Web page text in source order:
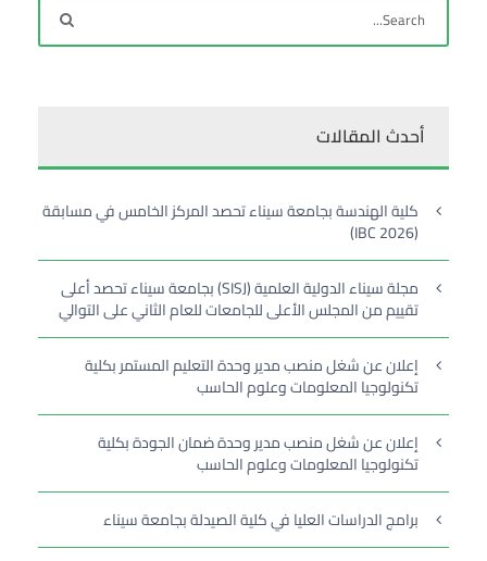
أحدث المقالات
كلية الهندسة بجامعة سيناء تحصد المركز الخامس في مسابقة
(IBC 2026)
مجلة سيناء الدولية العلمية (SISJ) بجامعة سيناء تحصد أعلى
تقييم من المجلس الأعلى للجامعات للعام الثاني على التوالي
إعلان عن شغل منصب مدير وحدة التعليم المستمر بكلية
تكنولوجيا المعلومات وعلوم الحاسب
إعلان عن شغل منصب مدير وحدة ضمان الجودة بكلية
تكنولوجيا المعلومات وعلوم الحاسب
برامج الدراسات العليا في كلية الصيدلة بجامعة سيناء